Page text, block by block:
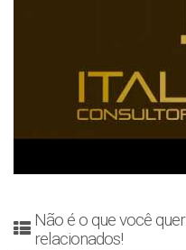
Não é o que você
relacionados!